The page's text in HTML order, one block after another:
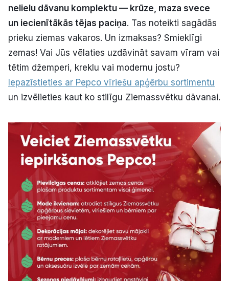
nelielu dāvanu komplektu — krūze, maza svece
un iecienītākās tējas paciņa. Tas noteikti sagādās
prieku ziemas vakaros. Un izmaksas? Smieklīgi
zemas! Vai Jūs vēlaties uzdāvināt savam vīram vai
tētim džemperi, kreklu vai modernu jostu?
Iepazīstieties ar Pepco vīriešu apģērbu sortimentu
un izvēlieties kaut ko stilīgu Ziemassvētku dāvanai.